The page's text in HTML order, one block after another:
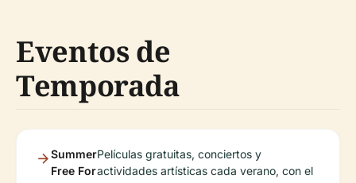
Eventos de
Temporada
Summer
Free For
Películas gratuitas, conciertos y
actividades artísticas cada verano, con el